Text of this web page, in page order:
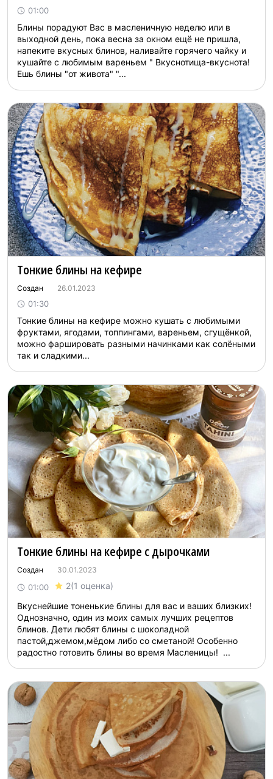
01:00
Блины порадуют Вас в масленичную неделю или в
выходной день, пока весна за окном ещё не пришла,
напеките вкусных блинов, наливайте горячего чайку и
кушайте с любимым вареньем " Вкуснотища-вкуснота!
Ешь блины "от живота" "...
Тонкие блины на кефире
Создан 26.01.2023
01:30
Тонкие блины на кефире можно кушать с любимыми
фруктами, ягодами, топпингами, вареньем, сгущёнкой,
можно фаршировать разными начинками как солёными
так и сладкими...
Тонкие блины на кефире с дырочками
Создан 30.01.2023
01:00 2(1 оценка)
Вкуснейшие тоненькие блины для вас и ваших близких!
Однозначно, один из моих самых лучших рецептов
блинов. Дети любят блины с шоколадной
пастой,джемом,мёдом либо со сметаной! Особенно
радостно готовить блины во время Масленицы! ...